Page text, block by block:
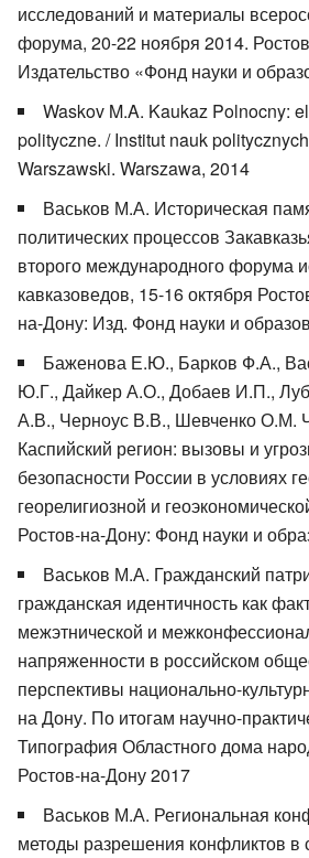
исследований и материалы
форума, 20-22 ноября 2014.
Издательство «Фонд науки и
Waskov M.A. Kaukaz Polnocny:
polityczne. / Institut nauk
Warszawski. Warszawa, 2014
Васьков М.А. Историческая
политических процессов
второго международного форума
кавказоведов, 15-16 октября
на-Дону: Изд. Фонд науки и
Баженова Е.Ю., Барков Ф.А.,
Ю.Г., Дайкер А.О., Добаев И.П.,
А.В., Черноус В.В., Шевченко О.М.
Каспийский регион: вызовы и
безопасности России в условиях
георелигиозной и
Ростов-на-Дону: Фонд науки и
Васьков М.А. Гражданский
гражданская идентичность как
межэтнической и
напряженности в российском
перспективы национально-
на Дону. По итогам научно-
Типография Областного дома
Ростов-на-Дону 2017
Васьков М.А. Региональная
методы разрешения конфликтов в